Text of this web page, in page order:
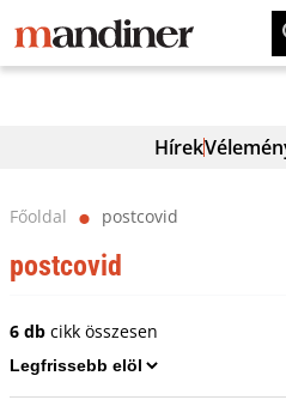
Hírek
Főoldal ⬤ postcovid
postcovid
6 dbcikk összesen